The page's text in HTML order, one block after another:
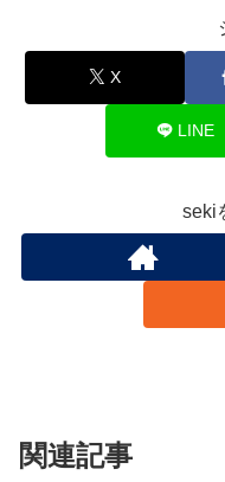
X
LINE
seki
関連記事